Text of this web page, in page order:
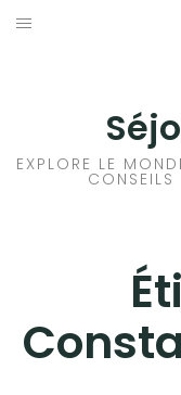
Aller
EXPLORE LE
HÔTEL
TRANSPORTS